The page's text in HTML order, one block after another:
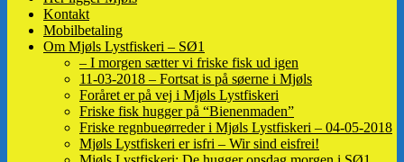
Kontakt
Mobilbetaling
Om Mjøls Lystfiskeri – SØ1
– I morgen sætter vi friske fisk ud igen
11-03-2018 – Fortsat is på søerne i Mjøls
Foråret er på vej i Mjøls Lystfiskeri
Friske fisk hugger på “Bienenmaden”
Friske regnbueørreder i Mjøls Lystfiskeri – 04-05-2018
Mjøls Lystfiskeri er isfri – Wir sind eisfrei!